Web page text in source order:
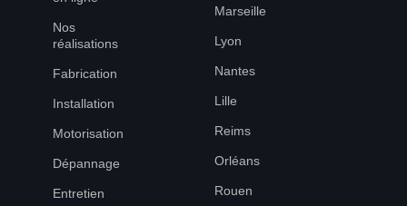
Nos
réalisations
Fabrication
Installation
Motorisation
Dépannage
Entretien
Marseille
Lyon
Nantes
Lille
Reims
Orléans
Rouen